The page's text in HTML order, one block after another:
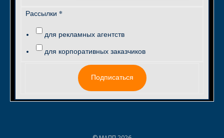
Рассылки *
для рекламных агентств
для корпоративных заказчиков
Подписаться